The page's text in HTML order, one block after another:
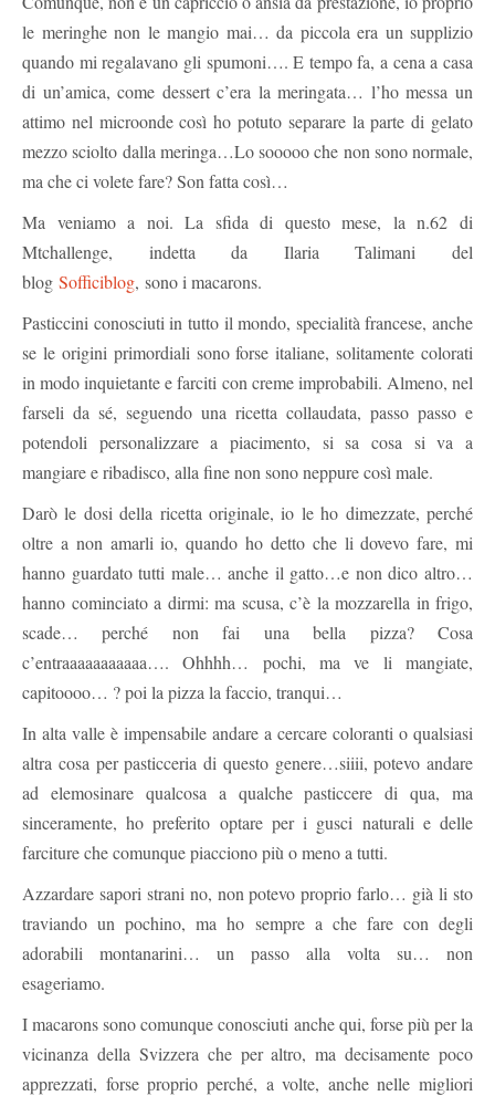
le meringhe non le mangio mai… da piccola era un supplizio
quando mi regalavano gli spumoni…. E tempo fa, a cena a casa
di un’amica, come dessert c’era la meringata… l’ho messa un
attimo nel microonde così ho potuto separare la parte di gelato
mezzo sciolto dalla meringa…Lo sooooo che non sono normale,
ma che ci volete fare? Son fatta così…
Ma veniamo a noi. La sfida di questo mese, la n.62 di
Mtchallenge, indetta da Ilaria Talimani del
blog Sofficiblog, sono i macarons.
Pasticcini conosciuti in tutto il mondo, specialità francese, anche
se le origini primordiali sono forse italiane, solitamente colorati
in modo inquietante e farciti con creme improbabili. Almeno, nel
farseli da sé, seguendo una ricetta collaudata, passo passo e
potendoli personalizzare a piacimento, si sa cosa si va a
mangiare e ribadisco, alla fine non sono neppure così male.
Darò le dosi della ricetta originale, io le ho dimezzate, perché
oltre a non amarli io, quando ho detto che li dovevo fare, mi
hanno guardato tutti male… anche il gatto…e non dico altro…
hanno cominciato a dirmi: ma scusa, c’è la mozzarella in frigo,
scade… perché non fai una bella pizza? Cosa
c’entraaaaaaaaaaa…. Ohhhh… pochi, ma ve li mangiate,
capitoooo… ? poi la pizza la faccio, tranqui…
In alta valle è impensabile andare a cercare coloranti o qualsiasi
altra cosa per pasticceria di questo genere…siiii, potevo andare
ad elemosinare qualcosa a qualche pasticcere di qua, ma
sinceramente, ho preferito optare per i gusci naturali e delle
farciture che comunque piacciono più o meno a tutti.
Azzardare sapori strani no, non potevo proprio farlo… già li sto
traviando un pochino, ma ho sempre a che fare con degli
adorabili montanarini… un passo alla volta su… non
esageriamo.
I macarons sono comunque conosciuti anche qui, forse più per la
vicinanza della Svizzera che per altro, ma decisamente poco
apprezzati, forse proprio perché, a volte, anche nelle migliori